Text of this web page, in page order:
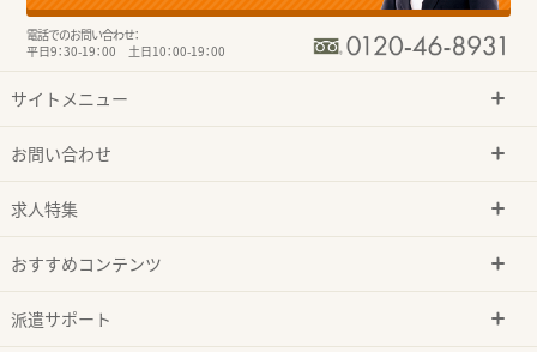
電話でのお問い合わせ：
平日9：30-19：00 土日10：00-19：00
サイトメニュー
お問い合わせ
求人特集
おすすめコンテンツ
派遣サポート